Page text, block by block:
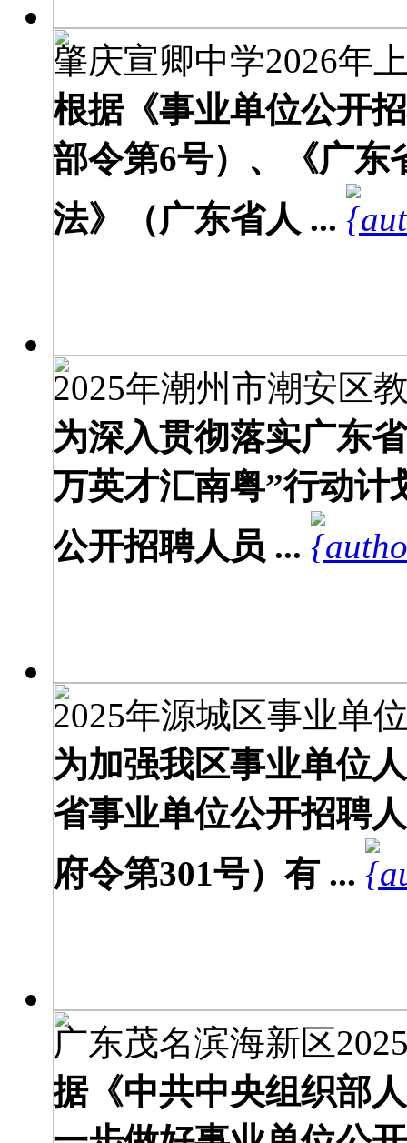
肇庆宣卿中学2026年
根据《事业单位公开
部令第6号）、《广东
法》（广东省人 ...
2025年潮州市潮安区
为深入贯彻落实广东
万英才汇南粤”行动计
公开招聘人员 ...
2025年源城区事业单
为加强我区事业单位
省事业单位公开招聘
府令第301号）有 ...
广东茂名滨海新区
据《中共中央组织部